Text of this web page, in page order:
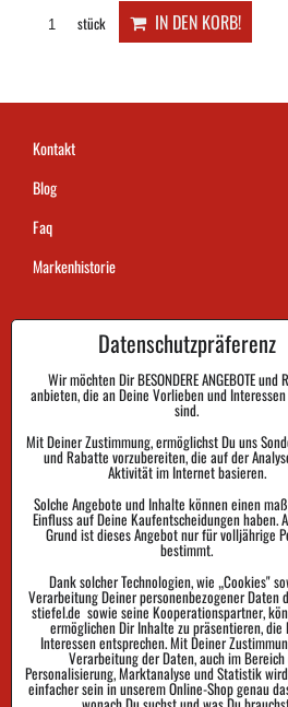
stück IN DEN KORB!
Kontakt
Blog
Faq
Markenhistorie
Dauer der Auftragsausführung
Zahlung
Warenrückgabe und Reklamation
Größe
Schutz der Privatsphäre
Sendungsverfolgung
Datenschutzpräferenz
Wir möchten Dir BESONDERE ANGEBOTE und
anbieten, die an Deine Vorlieben und
sind.
Mit Deiner Zustimmung, ermöglichst Du uns
und Rabatte vorzubereiten, die auf der
Aktivität im Internet basieren.
Solche Angebote und Inhalte können einen
Einfluss auf Deine Kaufentscheidungen haben.
Grund ist dieses Angebot nur für volljährige
bestimmt.
Dank solcher Technologien, wie „Cookies"
Verarbeitung Deiner personenbezogener Daten
stiefel.de sowie seine Kooperationspartner,
ermöglichen Dir Inhalte zu präsentieren, die
Interessen entsprechen. Mit Deiner
Verarbeitung der Daten, auch im
Personalisierung, Marktanalyse und Statistik
einfacher sein in unserem Online-Shop genau